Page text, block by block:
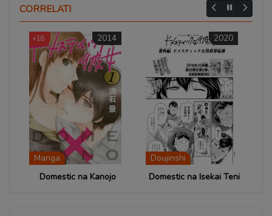
CORRELATI
+18 2014
Manga
Domestic na Kanojo
2020
Doujinshi
Domestic na Isekai Teni